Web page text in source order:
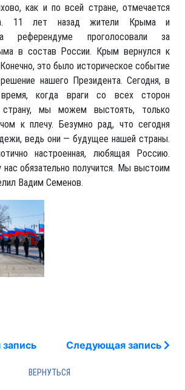
как и по всей стране, отмечается
11 лет назад жители Крыма и
референдуме проголосовали за
в состав России. Крым вернулся к
это было историческое событие
нашего Президента. Сегодня, в
когда враги со всех сторон
мы можем выстоять, только
к плечу. Безумно рад, что сегодня
ведь они — будущее нашей страны.
настроенная, любящая Россию.
нас обязательно получится. Мы выстоим
Вадим Семенов.
Следующая запись